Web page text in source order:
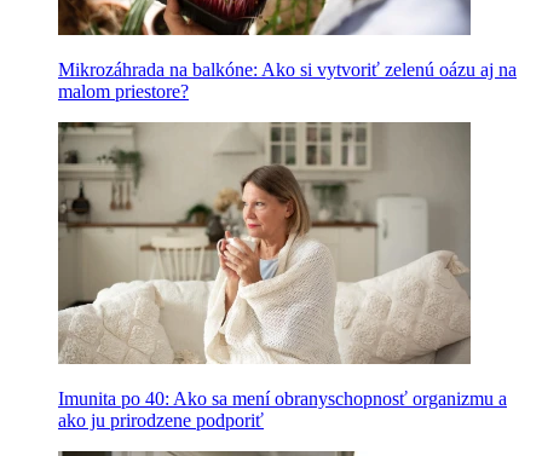
Mikrozáhrada na balkóne: Ako si vytvoriť zelenú oázu aj na
malom priestore?
Imunita po 40: Ako sa mení obranyschopnosť organizmu a
ako ju prirodzene podporiť